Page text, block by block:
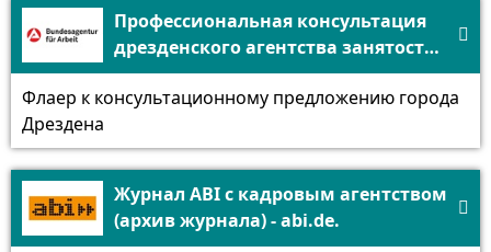
Профессиональная консультация
дрезденского агентства занятости -
arbeitsagentur.de

Флаер к консультационному предложению города
Дрездена
Журнал ABI с кадровым агентством
(архив журнала) - abi.de.
